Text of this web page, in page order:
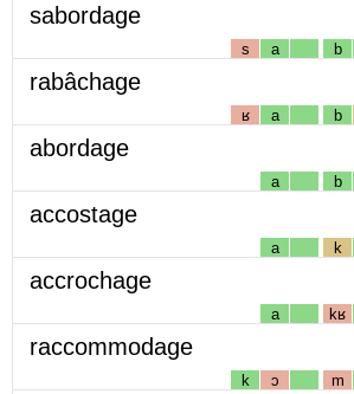
sabordage
s a b
rabâchage
ʁ a b
abordage
a b
accostage
a k
accrochage
a kʁ
raccommodage
k ɔ m